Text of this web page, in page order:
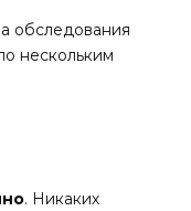
обследования
нескольким
. Никаких